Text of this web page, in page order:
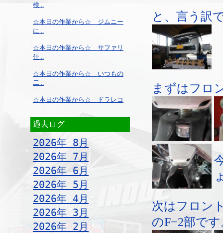
検 ..
☆本日の作業から☆ ジムニー
に ..
☆本日の作業から☆ サファリ
仕 ..
☆本日の作業から☆ いつもの
二 ..
☆本日の作業から☆ ドラレコ
過去ログ
2026年 8月
2026年 7月
2026年 6月
2026年 5月
2026年 4月
2026年 3月
2026年 2月
と、言う訳
まずはフロ
次はフロン
のF−2部で